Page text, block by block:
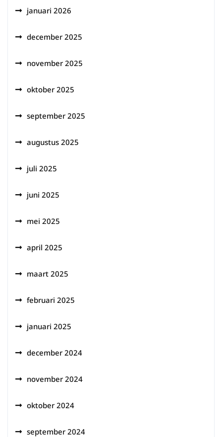
januari 2026
december 2025
november 2025
oktober 2025
september 2025
augustus 2025
juli 2025
juni 2025
mei 2025
april 2025
maart 2025
februari 2025
januari 2025
december 2024
november 2024
oktober 2024
september 2024